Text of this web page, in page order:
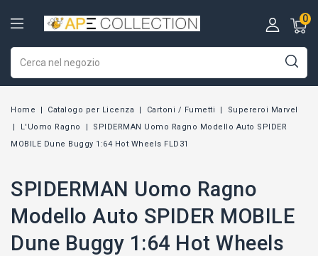
0
Home Catalogo per Licenza Cartoni / Fumetti
Supereroi Marvel
L'Uomo Ragno
SPIDERMAN Uomo Ragno Modello Auto SPIDER
MOBILE Dune Buggy 1:64 Hot Wheels FLD31
SPIDERMAN Uomo Ragno
Modello Auto SPIDER MOBILE
Dune Buggy 1:64 Hot Wheels